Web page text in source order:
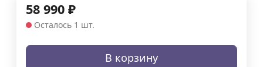
58 990 ₽
Осталось 1 шт.
В корзину